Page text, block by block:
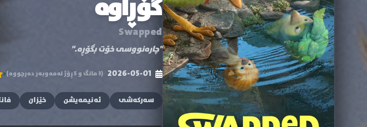
گۆڕاوە
Swapped
"چارەنووسی خۆت بگۆڕە."
2026-05-01 (3 مانگ و 5 ڕۆژ لەمەوبەر دەرچووە)
سەرکەشی ئەنیمەیشن خێزان